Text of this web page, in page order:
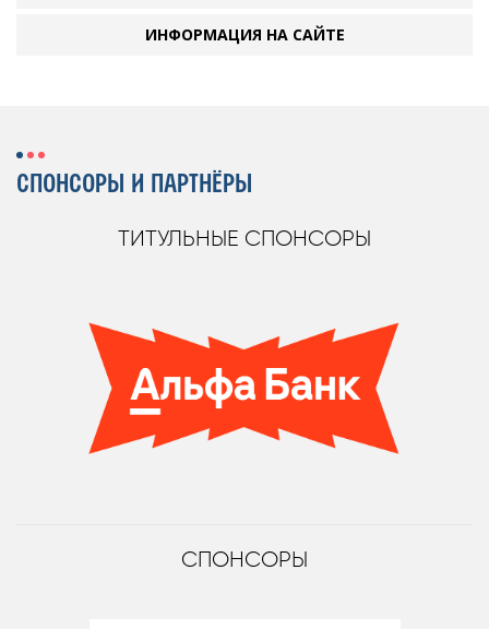
ИНФОРМАЦИЯ НА САЙТЕ
СПОНСОРЫ И ПАРТНЁРЫ
ТИТУЛЬНЫЕ СПОНСОРЫ
СПОНСОРЫ